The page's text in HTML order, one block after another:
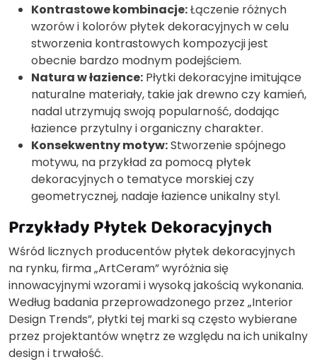
Kontrastowe kombinacje:Łączenie różnych
wzorów i kolorów płytek dekoracyjnych w celu
stworzenia kontrastowych kompozycji jest
obecnie bardzo modnym podejściem.
Natura w łazience: Płytki dekoracyjne imitujące
naturalne materiały, takie jak drewno czy kamień,
nadal utrzymują swoją popularność, dodając
łazience przytulny i organiczny charakter.
Konsekwentny motyw:Stworzenie spójnego
motywu, na przykład za pomocą płytek
dekoracyjnych o tematyce morskiej czy
geometrycznej, nadaje łazience unikalny styl.
Przykłady Płytek Dekoracyjnych
Wśród licznych producentów płytek dekoracyjnych
na rynku, firma „ArtCeram” wyróżnia się
innowacyjnymi wzorami i wysoką jakością wykonania.
Według badania przeprowadzonego przez „Interior
Design Trends”, płytki tej marki są często wybierane
przez projektantów wnętrz ze względu na ich unikalny
design i trwałość.